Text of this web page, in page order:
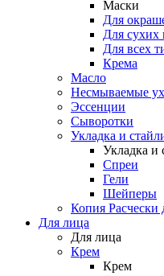
Маски
Для
Для сухих
Для всех
Крема
Масло
Несмываемые
Эссенции
Сыворотки
Укладка и
Укладка и
Спреи
Гели
Шейперы
Копия Расчески
Для лица
Для лица
Крем
Крем